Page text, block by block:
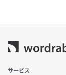
サービス